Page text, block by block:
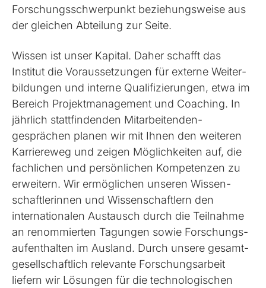
Forschungs­schwerpunkt beziehungs­weise aus
der gleichen Abteilung zur Seite.
Wissen ist unser Kapital. Daher schafft das
Institut die Voraus­setzungen für externe Weiter­
bildungen und interne Qualifizierungen, etwa im
Bereich Projekt­management und Coaching. In
jährlich statt­findenden Mitarbeitenden­
gesprächen planen wir mit Ihnen den weiteren
Karriereweg und zeigen Möglich­keiten auf, die
fachlichen und persönlichen Kompetenzen zu
erweitern. Wir ermöglichen unseren Wissen­
schaftlerinnen und Wissen­schaftlern den
internationalen Austausch durch die Teilnahme
an renommierten Tagungen sowie Forschungs­
aufenthalten im Ausland. Durch unsere gesamt­
gesellschaftlich relevante Forschungs­arbeit
liefern wir Lösungen für die techno­logischen